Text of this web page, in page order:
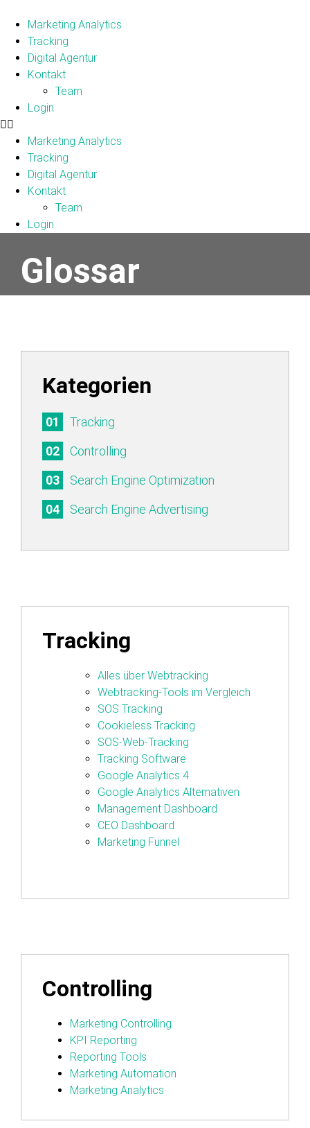
Marketing Analytics
Tracking
Digital Agentur
Kontakt
Team
Login
Marketing Analytics
Tracking
Digital Agentur
Kontakt
Team
Login
Glossar
Kategorien
Tracking
Controlling
Search Engine Optimization
Search Engine Advertising
Tracking
Alles über Webtracking
Webtracking-Tools im Vergleich
SOS Tracking
Cookieless Tracking
SOS-Web-Tracking
Tracking Software
Google Analytics 4
Google Analytics Alternativen
Management Dashboard
CEO Dashboard
Marketing Funnel
Controlling
Marketing Controlling
KPI Reporting
Reporting Tools
Marketing Automation
Marketing Analytics